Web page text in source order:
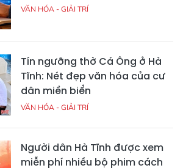
VĂN HÓA - GIẢI TRÍ
Tín ngưỡng thờ Cá Ông ở Hà
Tĩnh: Nét đẹp văn hóa của cư
dân miền biển
VĂN HÓA - GIẢI TRÍ
Người dân Hà Tĩnh được xem
miễn phí nhiều bộ phim cách